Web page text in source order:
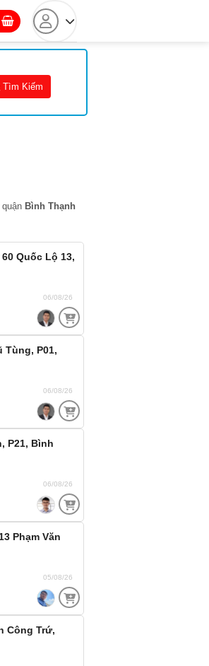
Tìm Kiếm
quận Bình Thạnh
Quốc Lộ 13,
06/08/26
Tùng, P01,
06/08/26
P21, Bình
06/08/26
Phạm Văn
05/08/26
Công Trứ,